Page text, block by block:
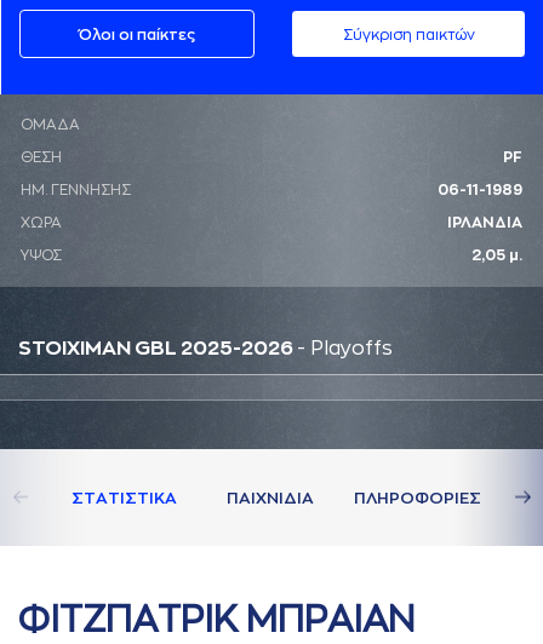
Όλοι οι παίκτες Σύγκριση παικτών
ΟΜΑΔΑ
ΘΕΣΗ PF
ΗΜ. ΓΕΝΝΗΣΗΣ 06-11-1989
ΧΩΡΑ ΙΡΛΑΝΔΙΑ
ΥΨΟΣ 2,05 μ.
STOIXIMAN GBL 2025-2026 - Playoffs
ΣΤAΤΙΣΤΙΚA ΠAΙΧΝΙΔΙA ΠΛΗΡΟΦΟΡΙΕΣ
ΦΙΤΖΠAΤΡΙΚ ΜΠΡAΙAΝ